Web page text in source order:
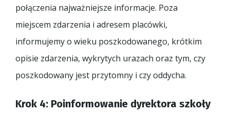
połączenia najważniejsze informacje. Poza
miejscem zdarzenia i adresem placówki,
informujemy o wieku poszkodowanego, krótkim
opisie zdarzenia, wykrytych urazach oraz tym, czy
poszkodowany jest przytomny i czy oddycha.
Krok 4: Poinformowanie dyrektora szkoły